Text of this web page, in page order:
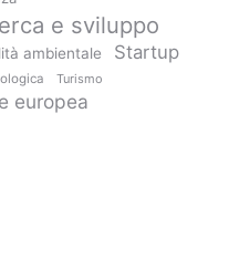
e sviluppo
ambientale
Startup
Turismo
europea